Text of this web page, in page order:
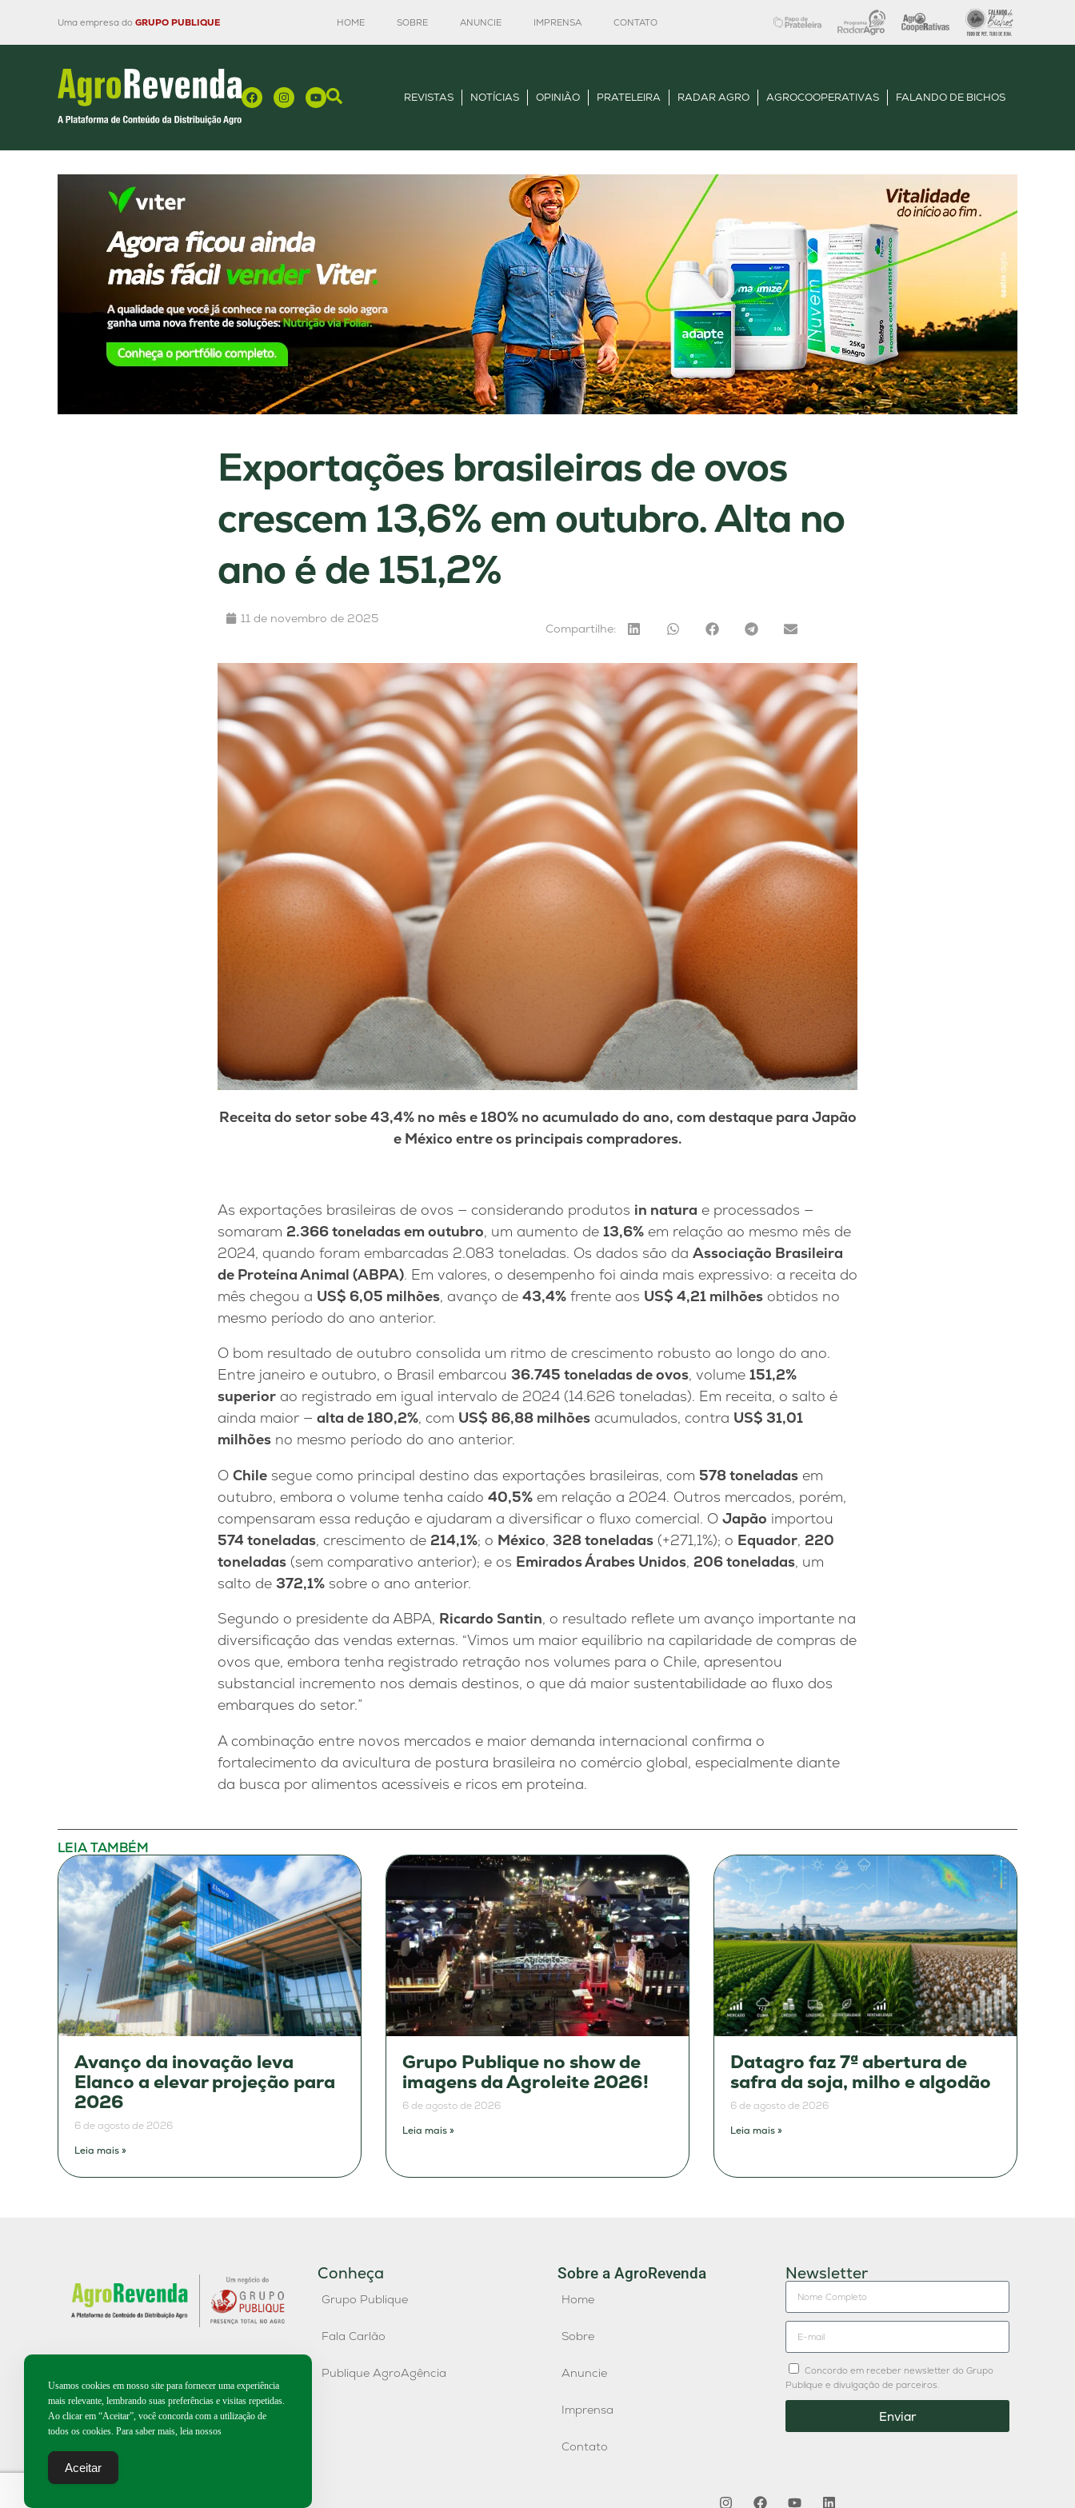
Uma empresa do GRUPO PUBLIQUE HOME SOBRE ANUNCIE IMPRENSA CONTATO
REVISTAS NOTÍCIAS OPINIÃO PRATELEIRA RADAR AGRO AGROCOOPERATIVAS FALANDO DE BICHOS
Exportações brasileiras de ovos
crescem 13,6% em outubro. Alta no
ano é de 151,2%
11 de novembro de 2025
Compartilhe:
Receita do setor sobe 43,4% no mês e 180% no acumulado do ano, com destaque para Japão
e México entre os principais compradores.
As exportações brasileiras de ovos — considerando produtos in natura e processados —
somaram 2.366 toneladas em outubro, um aumento de 13,6% em relação ao mesmo mês de
2024, quando foram embarcadas 2.083 toneladas. Os dados são da Associação Brasileira
de Proteína Animal (ABPA). Em valores, o desempenho foi ainda mais expressivo: a receita do
mês chegou a US$ 6,05 milhões, avanço de 43,4% frente aos US$ 4,21 milhões obtidos no
mesmo período do ano anterior.
O bom resultado de outubro consolida um ritmo de crescimento robusto ao longo do ano.
Entre janeiro e outubro, o Brasil embarcou 36.745 toneladas de ovos, volume 151,2%
superior ao registrado em igual intervalo de 2024 (14.626 toneladas). Em receita, o salto é
ainda maior — alta de 180,2%, com US$ 86,88 milhões acumulados, contra US$ 31,01
milhões no mesmo período do ano anterior.
O Chile segue como principal destino das exportações brasileiras, com 578 toneladas em
outubro, embora o volume tenha caído 40,5% em relação a 2024. Outros mercados, porém,
compensaram essa redução e ajudaram a diversificar o fluxo comercial. O Japão importou
574 toneladas, crescimento de 214,1%; o México, 328 toneladas (+271,1%); o Equador, 220
toneladas (sem comparativo anterior); e os Emirados Árabes Unidos, 206 toneladas, um
salto de 372,1% sobre o ano anterior.
Segundo o presidente da ABPA, Ricardo Santin, o resultado reflete um avanço importante na
diversificação das vendas externas. “Vimos um maior equilíbrio na capilaridade de compras de
ovos que, embora tenha registrado retração nos volumes para o Chile, apresentou
substancial incremento nos demais destinos, o que dá maior sustentabilidade ao fluxo dos
embarques do setor.”
A combinação entre novos mercados e maior demanda internacional confirma o
fortalecimento da avicultura de postura brasileira no comércio global, especialmente diante
da busca por alimentos acessíveis e ricos em proteína.
LEIA TAMBÉM
Avanço da inovação leva
Elanco a elevar projeção para
2026
6 de agosto de 2026
Leia mais »
Grupo Publique no show de
imagens da Agroleite 2026!
6 de agosto de 2026
Leia mais »
Datagro faz 7ª abertura de
safra da soja, milho e algodão
6 de agosto de 2026
Leia mais »
Conheça
Grupo Publique
Fala Carlão
Publique AgroAgência
Sobre a AgroRevenda
Home
Sobre
Anuncie
Imprensa
Contato
Newsletter
Concordo em receber newsletter do Grupo
Publique e divulgação de parceiros.
Enviar
Usamos cookies em nosso site para fornecer uma experiência
mais relevante, lembrando suas preferências e visitas repetidas.
Ao clicar em “Aceitar”, você concorda com a utilização de
todos os cookies. Para saber mais, leia nossos
Aceitar